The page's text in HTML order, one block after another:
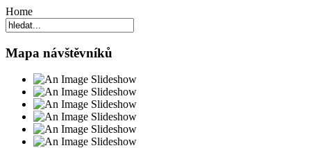
Home
Mapa návštěvníků